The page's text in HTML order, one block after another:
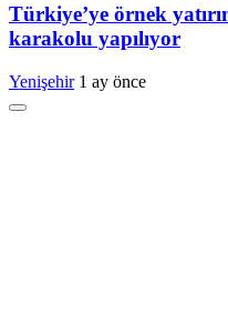
Türkiye’ye örnek
karakolu yapılıyor
Yenişehir 1 ay önce